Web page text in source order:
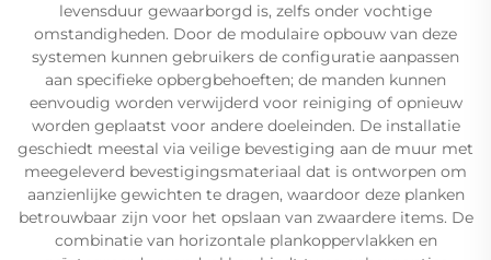
levensduur gewaarborgd is, zelfs onder vochtige
omstandigheden. Door de modulaire opbouw van deze
systemen kunnen gebruikers de configuratie aanpassen
aan specifieke opbergbehoeften; de manden kunnen
eenvoudig worden verwijderd voor reiniging of opnieuw
worden geplaatst voor andere doeleinden. De installatie
geschiedt meestal via veilige bevestiging aan de muur met
meegeleverd bevestigingsmateriaal dat is ontworpen om
aanzienlijke gewichten te dragen, waardoor deze planken
betrouwbaar zijn voor het opslaan van zwaardere items. De
combinatie van horizontale plankoppervlakken en